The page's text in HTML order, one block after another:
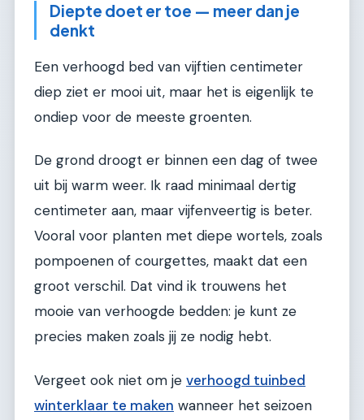
Diepte doet er toe — meer dan je
denkt
Een verhoogd bed van vijftien centimeter
diep ziet er mooi uit, maar het is eigenlijk te
ondiep voor de meeste groenten.
De grond droogt er binnen een dag of twee
uit bij warm weer. Ik raad minimaal dertig
centimeter aan, maar vijfenveertig is beter.
Vooral voor planten met diepe wortels, zoals
pompoenen of courgettes, maakt dat een
groot verschil. Dat vind ik trouwens het
mooie van verhoogde bedden: je kunt ze
precies maken zoals jij ze nodig hebt.
Vergeet ook niet om je verhoogd tuinbed
winterklaar te maken wanneer het seizoen